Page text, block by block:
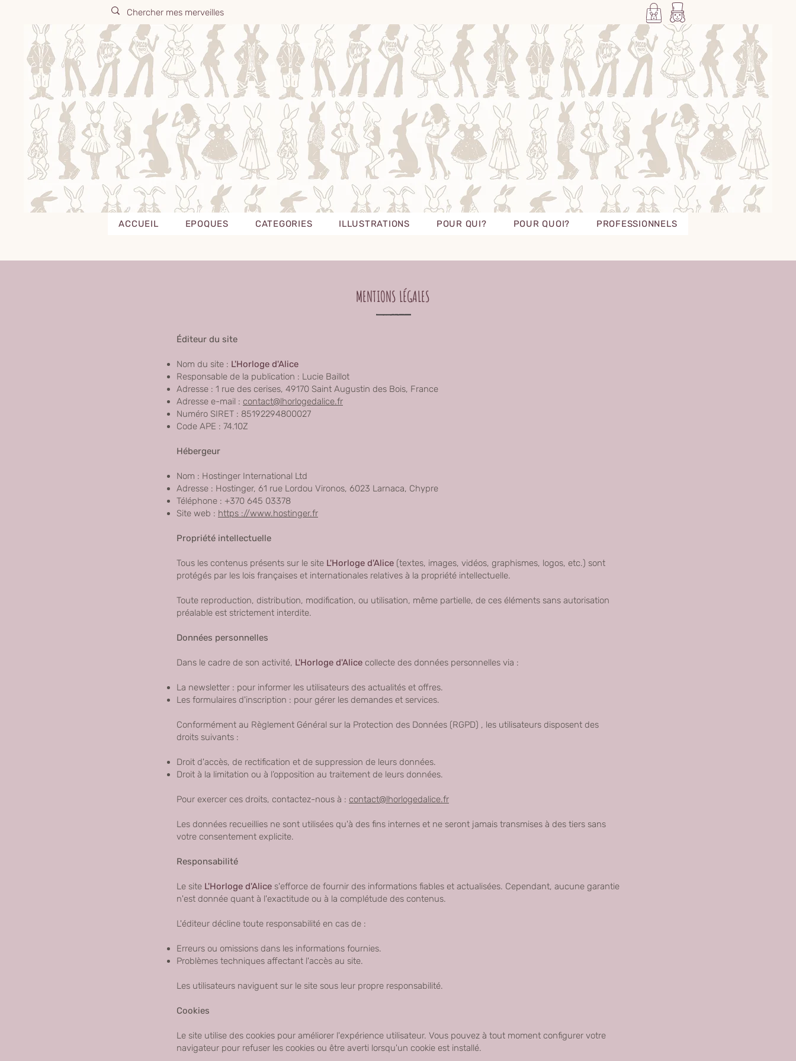
ACCUEIL EPOQUES CATEGORIES ILLUSTRATIONS POUR QUI? POUR QUOI? PROFESSIONNELS
MENTIONS LÉGALES
Éditeur du site
Nom du site : L'Horloge d'Alice
Responsable de la publication : Lucie Baillot
Adresse : 1 rue des cerises, 49170 Saint Augustin des Bois, France
Adresse e-mail : contact@lhorlogedalice.fr
Numéro SIRET : 85192294800027
Code APE : 74.10Z
Hébergeur
Nom : Hostinger International Ltd
Adresse : Hostinger, 61 rue Lordou Vironos, 6023 Larnaca, Chypre
Téléphone : +370 645 03378
Site web : https ://www.hostinger.fr
Propriété intellectuelle
Tous les contenus présents sur le site L'Horloge d'Alice (textes, images, vidéos, graphismes, logos, etc.) sont
protégés par les lois françaises et internationales relatives à la propriété intellectuelle.
Toute reproduction, distribution, modification, ou utilisation, même partielle, de ces éléments sans autorisation
préalable est strictement interdite.
Données personnelles
Dans le cadre de son activité, L'Horloge d'Alice collecte des données personnelles via :
La newsletter : pour informer les utilisateurs des actualités et offres.
Les formulaires d'inscription : pour gérer les demandes et services.
Conformément au Règlement Général sur la Protection des Données (RGPD) , les utilisateurs disposent des
droits suivants :
Droit d'accès, de rectification et de suppression de leurs données.
Droit à la limitation ou à l’opposition au traitement de leurs données.
Pour exercer ces droits, contactez-nous à : contact@lhorlogedalice.fr
Les données recueillies ne sont utilisées qu'à des fins internes et ne seront jamais transmises à des tiers sans
votre consentement explicite.
Responsabilité
Le site L'Horloge d'Alice s'efforce de fournir des informations fiables et actualisées. Cependant, aucune garantie
n'est donnée quant à l'exactitude ou à la complétude des contenus.
L'éditeur décline toute responsabilité en cas de :
Erreurs ou omissions dans les informations fournies.
Problèmes techniques affectant l'accès au site.
Les utilisateurs naviguent sur le site sous leur propre responsabilité.
Cookies
Le site utilise des cookies pour améliorer l'expérience utilisateur. Vous pouvez à tout moment configurer votre
navigateur pour refuser les cookies ou être averti lorsqu'un cookie est installé.